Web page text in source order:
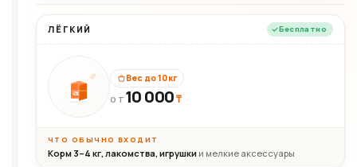
ЛЁГКИЙ Бесплатно
10кг
Вес до 10 кг
ОТ 10 000₸
ЧТО ОБЫЧНО ВХОДИТ
Корм 3–4 кг, лакомства, игрушки и мелкие аксессуары